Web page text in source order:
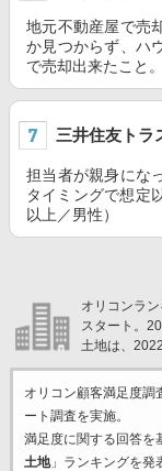
地元不動産屋で売
か見つからず、ハ
で売却出来たこと
三井住友トラ
担当者が親身にな
タイミングで想定
以上／男性）
オリコンラ
スタート。
土地は、
オリコン顧客満足度調
ート調査を実施。
満足度に関する回答を
土地」ランキングを発